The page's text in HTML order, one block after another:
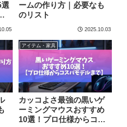
選
ームの作り方｜必要なも
のリスト
2025.10.03
アイテム・家具
カッコよさ最強の黒いゲ
ーミングマウスおすすめ
10選！プロ仕様からコス